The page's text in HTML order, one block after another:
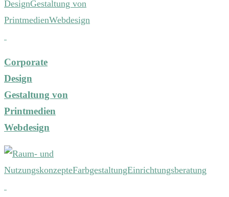
Corporate
Design
Gestaltung von
Printmedien
Webdesign